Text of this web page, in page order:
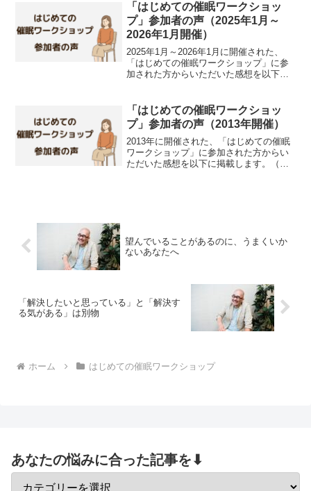
さまでした！えーと、今回は、1年ぶりの
「はじめての催眠ワー...
「はじめての催眠ワークショッ
プ」参加者の声（2025年1月～
2026年1月開催）
2025年1月～2026年1月に開催された、
「はじめての催眠ワークショップ」に参
加された方からいただいた感想を以下に
りがとうございました。お土産を受け取
っていただけて嬉...
「はじめての催眠ワークショッ
プ」参加者の声（2013年開催）
2013年に開催された、「はじめての催眠
ワークショップ」に参加された方からい
ただいた感想を以下に掲載します。（ご
望んでいることがあるのに、うまくいか
ないあなたへ
「解決したいと思っている」と「解決す
る気がある」は別物
ホーム はじめての催眠ワークショップ
あなたの悩みに合った記事を⬇